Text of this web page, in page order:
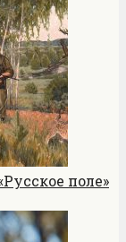
поле»